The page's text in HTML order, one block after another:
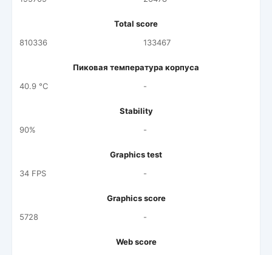
Total score
810336
133467
Пиковая температура корпуса
40.9 °C
-
Stability
90%
-
Graphics test
34 FPS
-
Graphics score
5728
-
Web score